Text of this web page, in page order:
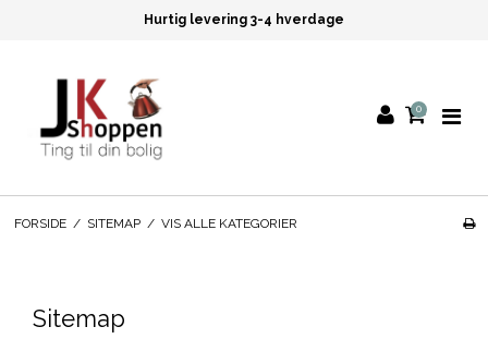
Hurtig levering 3-4 hverdage
0
FORSIDE / SITEMAP / VIS ALLE KATEGORIER
Sitemap